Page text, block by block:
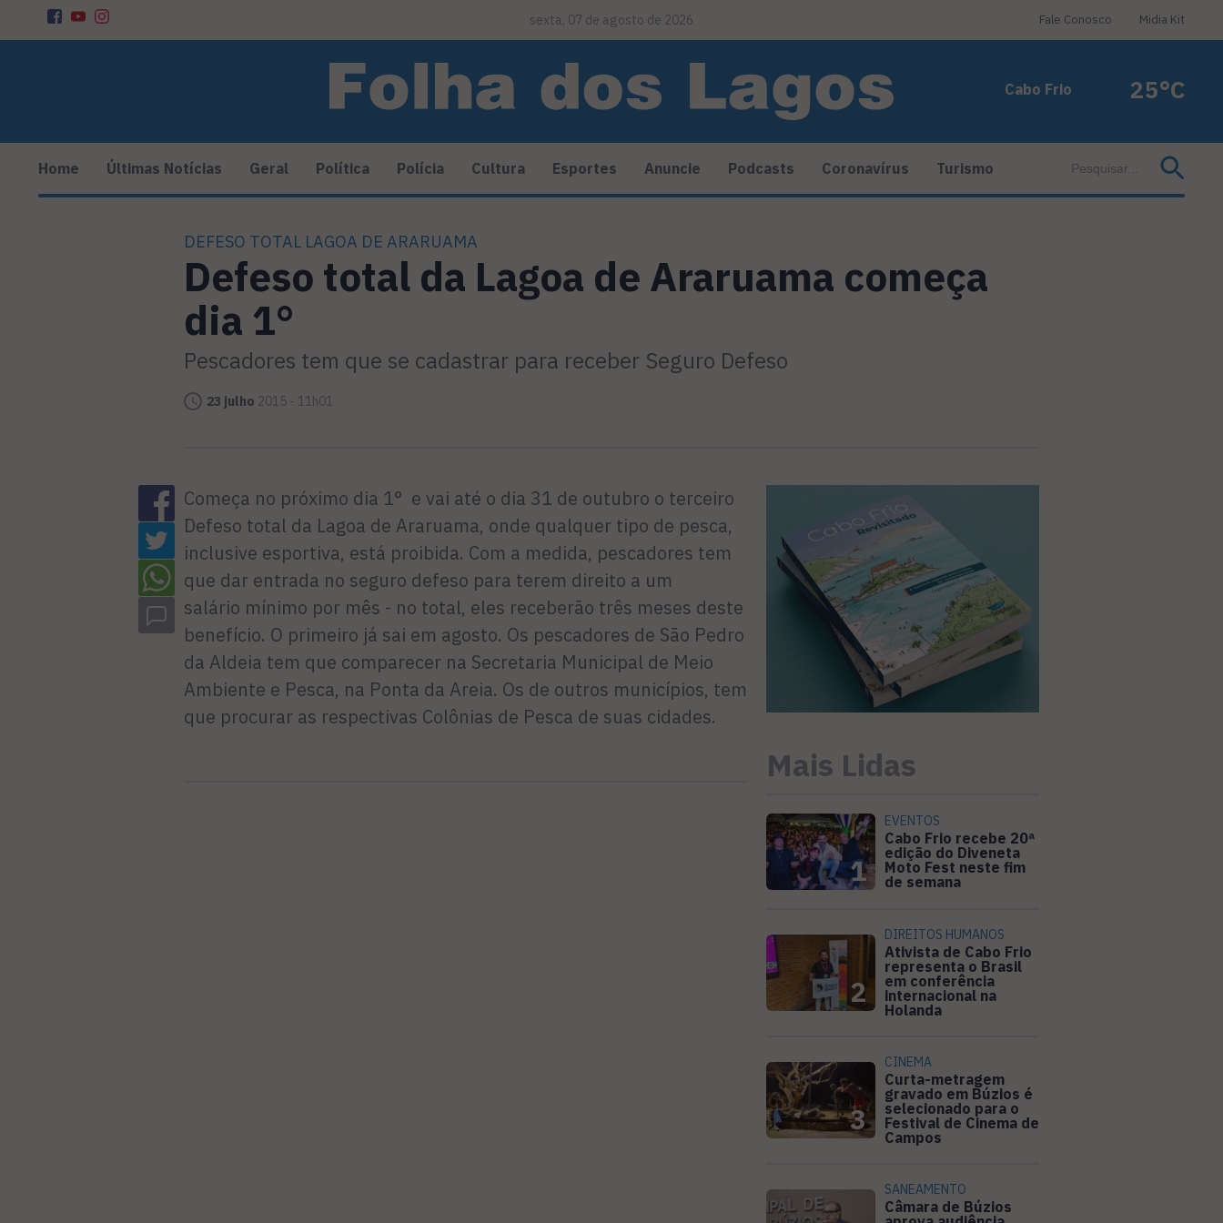
sexta, 07 de agosto de 2026 Fale Conosco Midia Kit
Cabo Frio 25°C
Home Últimas Notícias Geral Política Polícia Cultura Esportes Anuncie Podcasts Coronavírus Turismo
DEFESO TOTAL LAGOA DE ARARUAMA
Defeso total da Lagoa de Araruama começa
dia 1°
Pescadores tem que se cadastrar para receber Seguro Defeso
23 julho 2015 - 11h01
Começa no próximo dia 1° e vai até o dia 31 de outubro o terceiro
Defeso total da Lagoa de Araruama, onde qualquer tipo de pesca,
inclusive esportiva, está proibida. Com a medida, pescadores tem
que dar entrada no seguro defeso para terem direito a um
salário mínimo por mês - no total, eles receberão três meses deste
benefício. O primeiro já sai em agosto. Os pescadores de São Pedro
da Aldeia tem que comparecer na Secretaria Municipal de Meio
Ambiente e Pesca, na Ponta da Areia. Os de outros municípios, tem
que procurar as respectivas Colônias de Pesca de suas cidades.
Mais Lidas
1
EVENTOS
Cabo Frio recebe 20ª
edição do Diveneta
Moto Fest neste fim
de semana
2
DIREITOS HUMANOS
Ativista de Cabo Frio
representa o Brasil
em conferência
internacional na
Holanda
3
CINEMA
Curta-metragem
gravado em Búzios é
selecionado para o
Festival de Cinema de
Campos
SANEAMENTO
Câmara de Búzios